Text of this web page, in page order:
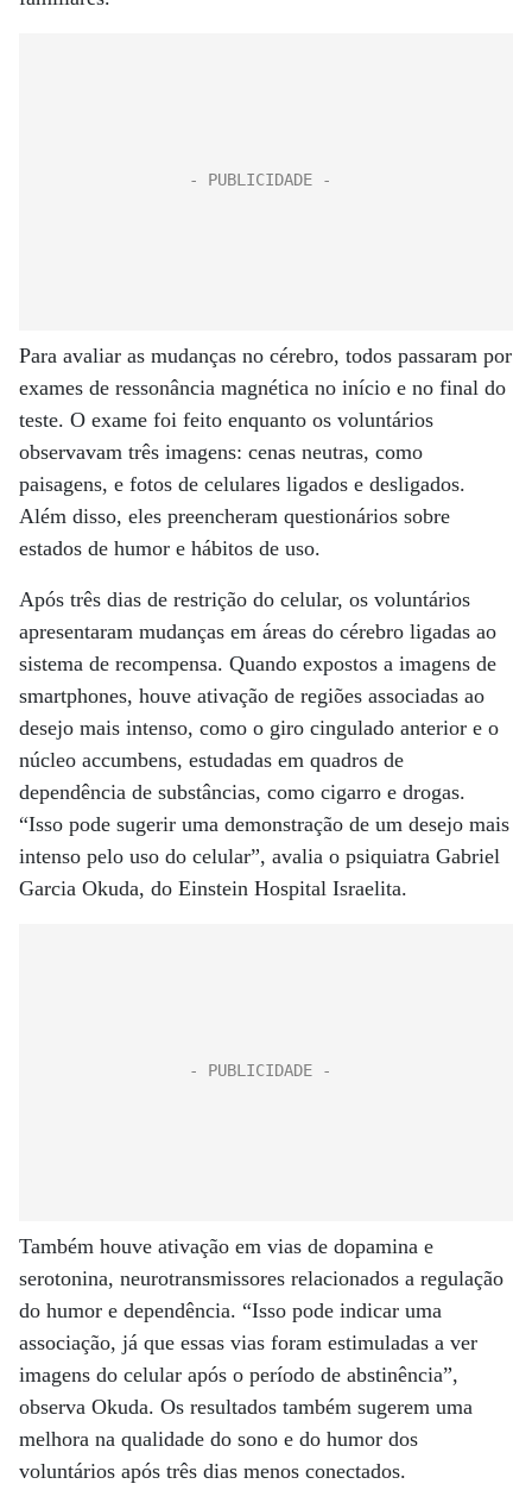
Para avaliar as mudanças no cérebro, todos passaram por
exames de ressonância magnética no início e no final do
teste. O exame foi feito enquanto os voluntários
observavam três imagens: cenas neutras, como
paisagens, e fotos de celulares ligados e desligados.
Além disso, eles preencheram questionários sobre
estados de humor e hábitos de uso.
Após três dias de restrição do celular, os voluntários
apresentaram mudanças em áreas do cérebro ligadas ao
sistema de recompensa. Quando expostos a imagens de
smartphones, houve ativação de regiões associadas ao
desejo mais intenso, como o giro cingulado anterior e o
núcleo accumbens, estudadas em quadros de
dependência de substâncias, como cigarro e drogas.
“Isso pode sugerir uma demonstração de um desejo mais
intenso pelo uso do celular”, avalia o psiquiatra Gabriel
Garcia Okuda, do Einstein Hospital Israelita.
Também houve ativação em vias de dopamina e
serotonina, neurotransmissores relacionados a regulação
do humor e dependência. “Isso pode indicar uma
associação, já que essas vias foram estimuladas a ver
imagens do celular após o período de abstinência”,
observa Okuda. Os resultados também sugerem uma
melhora na qualidade do sono e do humor dos
voluntários após três dias menos conectados.